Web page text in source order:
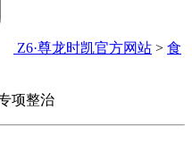
Z6·尊龙时凯官方网站 > 食
项整治